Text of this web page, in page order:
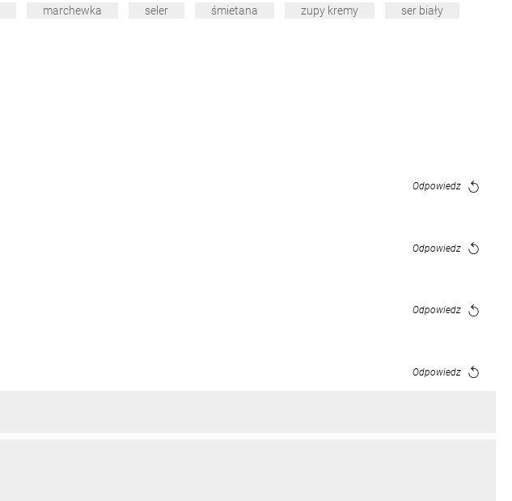
marchewka seler śmietana zupy kremy
ser biały
Odpowiedz
Odpowiedz
Odpowiedz
Odpowiedz